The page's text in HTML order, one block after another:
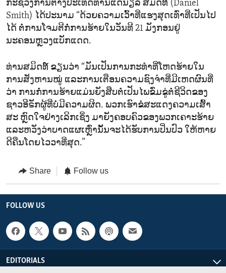
ກະຊວງການຕ່າງປະເທດທ່ານແດນຽລ ສມິດທ໌ (Daniel
Smith) ໄດ້ປະນາມ “ດ້ວຍຄວາມເວົ້າທີ່ແຮງສຸດເທົ່າທີ່ເປັນໄປ
ໄດ້ ຕໍ່ການໂຈມຕີກໍ່ການຮ້າຍໃນວັນທີ 21 ມັງກອນຢູ່
ນະຄອນຫຼວງແບັກແດດ.
ທ່ານສມິດທ໌ ຂຽນວ່າ “ມັນເປັນການກະທຳທີ່ໂຫດຮ້າຍໃນ
ການສັງຫານໝູ່ ແລະການເຕືອນຄວາມຊົງຈຳທີ່ມີເຫດຜົນທີ່
ວ່າ ການກໍ່ການຮ້າຍແມ່ນຍັງສືບຕໍ່ເປັນໄພຂົ່ມຂູ່ຕໍ່ຊີວິດຂອງ
ຊາວອີຣັກຜູ້ທີ່ບໍ່ມີຄວາມຜິດ. ພວກເຮົາຂໍສະແດງຄວາມເສົ້າ
ສະ ຫຼົດໃຈຢ່າງເລິກເຊິ່ງ ມາຍັງຄອບຄົວຂອງພວກເຄາະຮ້າຍ
ແລະຫວັງວ່າບາດແຜເຫຼົ່ານັ້ນຈະໄດ້ຮັບການປິ່ນປົວ ໃຫ້ຫາຍ
ດີຄືນໂດຍໄວວາທີ່ສຸດ.”
Share Follow us
FOLLOW US
EDITORIALS